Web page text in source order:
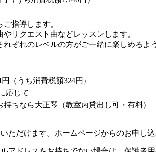
指導します。
リクエスト曲などレッスンします。
れぞれのレベルの方がご一緒に楽しめる
円（うち消費税額324円）
応じて
ちなら大正琴（教室内貸出し可・有料）
ただけます。ホームページからのお申し